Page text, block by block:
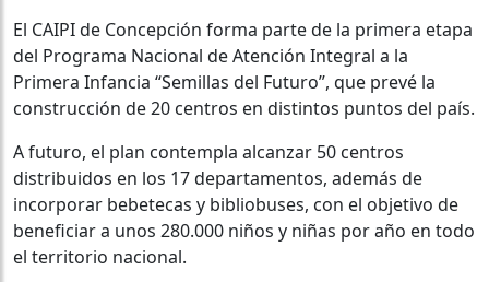
El CAIPI de Concepción forma parte de la primera etapa
del Programa Nacional de Atención Integral a la
Primera Infancia “Semillas del Futuro”, que prevé la
construcción de 20 centros en distintos puntos del país.
A futuro, el plan contempla alcanzar 50 centros
distribuidos en los 17 departamentos, además de
incorporar bebetecas y bibliobuses, con el objetivo de
beneficiar a unos 280.000 niños y niñas por año en todo
el territorio nacional.